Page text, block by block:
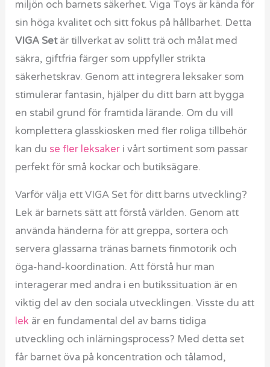
miljön och barnets säkerhet. Viga Toys är kända för
sin höga kvalitet och sitt fokus på hållbarhet. Detta
VIGA Setär tillverkat av solitt trä och målat med
säkra, giftfria färger som uppfyller strikta
säkerhetskrav. Genom att integrera leksaker som
stimulerar fantasin, hjälper du ditt barn att bygga
en stabil grund för framtida lärande. Om du vill
komplettera glasskiosken med fler roliga tillbehör
kan du se fler leksaker i vårt sortiment som passar
perfekt för små kockar och butiksägare.
Varför välja ett VIGA Set för ditt barns utveckling?
Lek är barnets sätt att förstå världen. Genom att
använda händerna för att greppa, sortera och
servera glassarna tränas barnets finmotorik och
öga-hand-koordination. Att förstå hur man
interagerar med andra i en butikssituation är en
viktig del av den sociala utvecklingen. Visste du att
lek är en fundamental del av barns tidiga
utveckling och inlärningsprocess? Med detta set
får barnet öva på koncentration och tålamod,